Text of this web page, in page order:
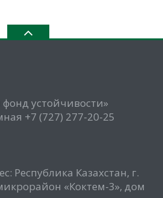
устойчивости»
+7 (727) 277-20-25
Республика Казахстан, г.
«Коктем-3», дом